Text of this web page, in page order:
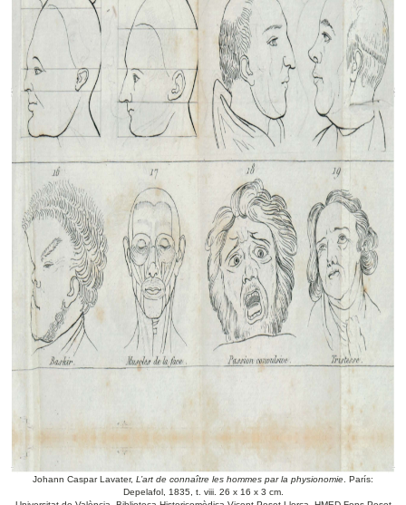
Johann Caspar Lavater, L’art de connaître les hommes par la physionomie. París:
Depelafol, 1835, t. viii. 26 x 16 x 3 cm.